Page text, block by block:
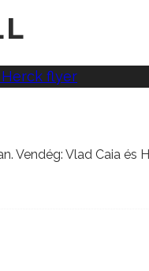
Vendég: Vlad Caia és